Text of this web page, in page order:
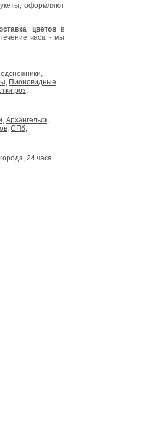
оформляют
цветовв
часа - мы
,
, Пионовидные
роз,
, Архангельск,
, СПб,
24 часа.